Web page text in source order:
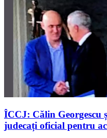
ÎCCJ: Călin Georgescu
judecați oficial pentru